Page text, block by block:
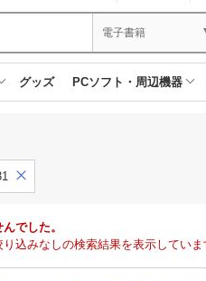
電子書籍
グッズ PCソフト・周辺機器
でした。
込みなしの検索結果を表示していま